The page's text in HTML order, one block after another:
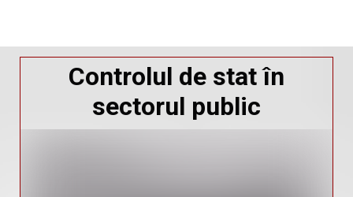
Controlul de stat în
sectorul public